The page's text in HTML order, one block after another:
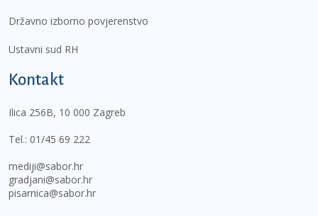
Državno izborno povjerenstvo
Ustavni sud RH
Kontakt
Ilica 256B, 10 000 Zagreb
Tel.: 01/45 69 222
mediji@sabor.hr
gradjani@sabor.hr
pisarnica@sabor.hr